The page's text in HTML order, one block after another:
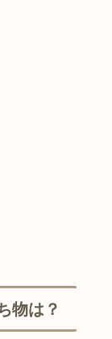
物は？